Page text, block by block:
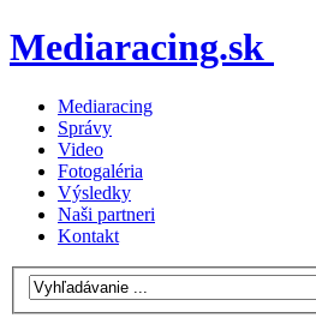
Mediaracing.sk
Mediaracing
Správy
Video
Fotogaléria
Výsledky
Naši partneri
Kontakt